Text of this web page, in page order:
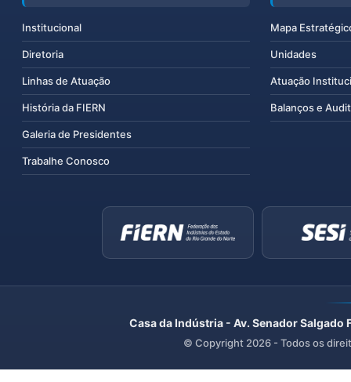
Institucional
Diretoria
Linhas de Atuação
História da FIERN
Galeria de Presidentes
Trabalhe Conosco
Mapa
Unidades
Atuação
Balanços e
Casa da Indústria - Av. Senador
© Copyright 2026 - Todos os